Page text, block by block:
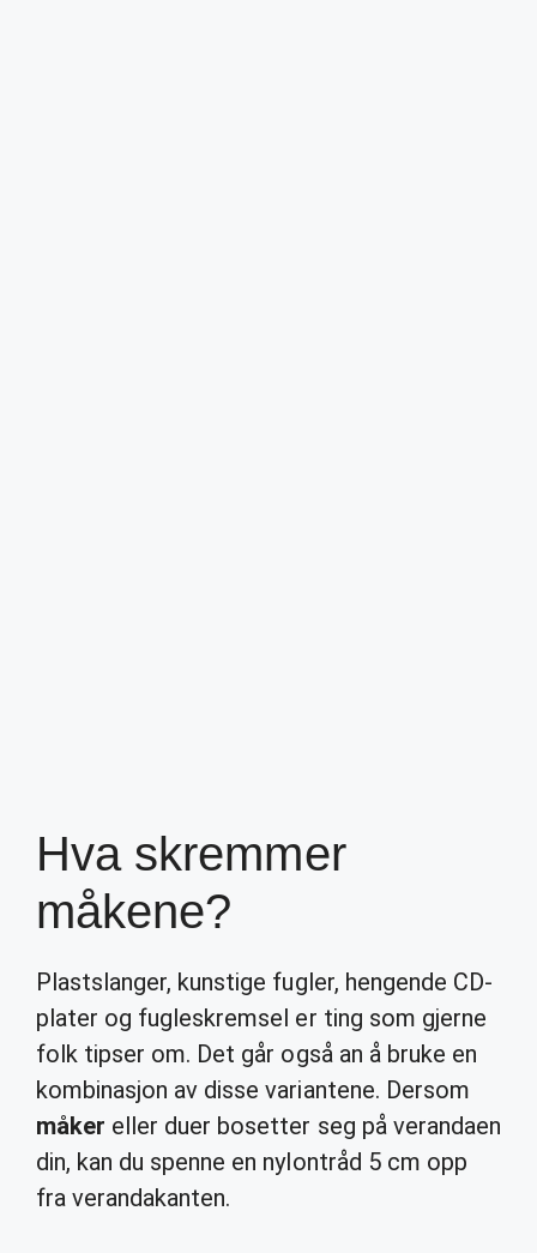
Hva skremmer
måkene?
Plastslanger, kunstige fugler, hengende CD-
plater og fugleskremsel er ting som gjerne
folk tipser om. Det går også an å bruke en
kombinasjon av disse variantene. Dersom
måker eller duer bosetter seg på verandaen
din, kan du spenne en nylontråd 5 cm opp
fra verandakanten.